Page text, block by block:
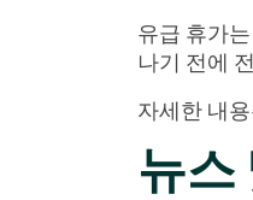
유급 휴가
나기 전에
자세한 내
뉴스